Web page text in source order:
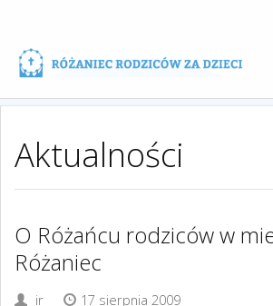
Aktualności
O Różańcu rodziców w
Różaniec
ir 17 sierpnia 2009